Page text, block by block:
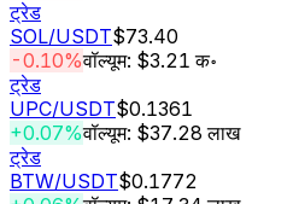
ट्रेड
SOL/USDT$73.40
-0.10%वॉल्यूम: $3.21 क॰
ट्रेड
UPC/USDT$0.1361
+0.07%वॉल्यूम: $37.28 लाख
ट्रेड
BTW/USDT$0.1772